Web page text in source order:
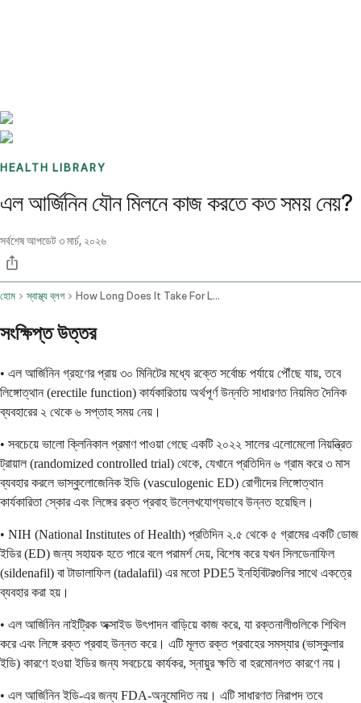
HEALTH LIBRARY
এল আর্জিনিন যৌন মিলনে কাজ করতে কত সময় নেয়?
সর্বশেষ আপডেট৩ মার্চ, ২০২৬
হোম স্বাস্থ্য ব্লগ How Long Does It Take For L Arginine To Work Sexually
সংক্ষিপ্ত উত্তর
• এল আর্জিনিন গ্রহণের প্রায় ৩০ মিনিটের মধ্যে রক্তে সর্বোচ্চ পর্যায়ে পৌঁছে যায়, তবে
লিঙ্গোত্থান (erectile function) কার্যকারিতায় অর্থপূর্ণ উন্নতি সাধারণত নিয়মিত দৈনিক
ব্যবহারের ২ থেকে ৬ সপ্তাহ সময় নেয়।
• সবচেয়ে ভালো ক্লিনিকাল প্রমাণ পাওয়া গেছে একটি ২০২২ সালের এলোমেলো নিয়ন্ত্রিত
ট্রায়াল (randomized controlled trial) থেকে, যেখানে প্রতিদিন ৬ গ্রাম করে ৩ মাস
ব্যবহার করলে ভাস্কুলোজেনিক ইডি (vasculogenic ED) রোগীদের লিঙ্গোত্থান
কার্যকারিতা স্কোর এবং লিঙ্গের রক্ত ​​প্রবাহ উল্লেখযোগ্যভাবে উন্নত হয়েছিল।
• NIH (National Institutes of Health) প্রতিদিন ২.৫ থেকে ৫ গ্রামের একটি ডোজ
ইডির (ED) জন্য সহায়ক হতে পারে বলে পরামর্শ দেয়, বিশেষ করে যখন সিলডেনাফিল
(sildenafil) বা টাডালাফিল (tadalafil) এর মতো PDE5 ইনহিবিটরগুলির সাথে একত্রে
ব্যবহার করা হয়।
• এল আর্জিনিন নাইট্রিক অক্সাইড উৎপাদন বাড়িয়ে কাজ করে, যা রক্তনালীগুলিকে শিথিল
করে এবং লিঙ্গে রক্ত ​​প্রবাহ উন্নত করে। এটি মূলত রক্ত ​​প্রবাহের সমস্যার (ভাস্কুলার
ইডি) কারণে হওয়া ইডির জন্য সবচেয়ে কার্যকর, স্নায়ুর ক্ষতি বা হরমোনগত কারণে নয়।
• এল আর্জিনিন ইডি-এর জন্য FDA-অনুমোদিত নয়। এটি সাধারণত নিরাপদ তবে